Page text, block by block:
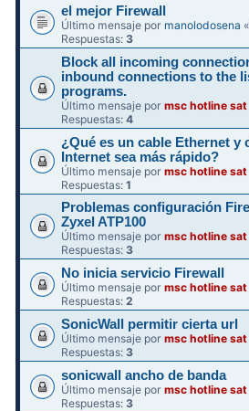
el mejor Firewall
Último mensaje por manolodosena
Respuestas:3
Block all incoming
inbound connections to the
programs.
Último mensaje pormsc hotline sat
Respuestas:4
¿Qué es un cable Ethernet y
Internet sea más rápido?
Último mensaje pormsc hotline sat
Respuestas:1
Problemas configuración
Zyxel ATP100
Último mensaje pormsc hotline sat
Respuestas: 3
No inicia servicio Firewall
Último mensaje pormsc hotline sat
Respuestas:2
SonicWall permitir cierta url
Último mensaje pormsc hotline sat
Respuestas: 3
sonicwall ancho de banda
Último mensaje pormsc hotline sat
Respuestas:3